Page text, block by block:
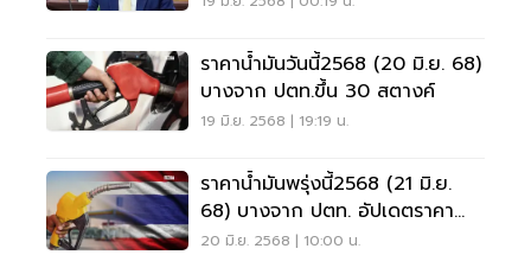
ราคาน้ำมันวันนี้2568 (20 มิ.ย. 68)
บางจาก ปตท.ขึ้น 30 สตางค์
19 มิ.ย. 2568 | 19:19 น.
ราคาน้ำมันพรุ่งนี้2568 (21 มิ.ย.
68) บางจาก ปตท. อัปเดตราคา
ล่าสุด
20 มิ.ย. 2568 | 10:00 น.